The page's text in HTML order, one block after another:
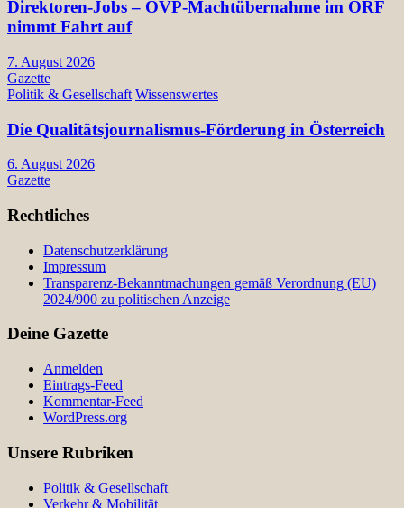
Direktoren-Jobs – ÖVP-Machtübernahme im ORF
nimmt Fahrt auf
7. August 2026
Gazette
Politik & Gesellschaft Wissenswertes
Die Qualitätsjournalismus-Förderung in Österreich
6. August 2026
Gazette
Rechtliches
Datenschutzerklärung
Impressum
Transparenz-Bekanntmachungen gemäß Verordnung (EU)
2024/900 zu politischen Anzeige
Deine Gazette
Anmelden
Eintrags-Feed
Kommentar-Feed
WordPress.org
Unsere Rubriken
Politik & Gesellschaft
Verkehr & Mobilität